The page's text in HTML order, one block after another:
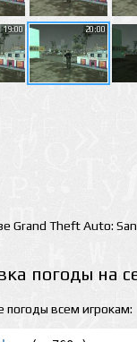
19:00 20:00
Grand Theft Auto:
погоды на
погоды всем игрокам: